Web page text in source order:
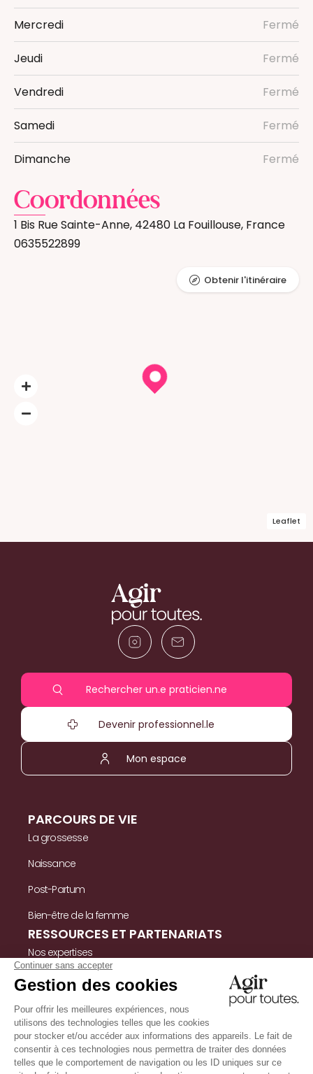
Mercredi Fermé
Jeudi Fermé
Vendredi Fermé
Samedi Fermé
Dimanche Fermé
Coordonnées
1 Bis Rue Sainte-Anne, 42480 La Fouillouse, France
0635522899
Leaflet
Obtenir l'itinéraire
Rechercher un.e praticien.ne
Devenir professionnel.le
Mon espace
PARCOURS DE VIE
La grossesse
Naissance
Post-Partum
Bien-être de la femme
RESSOURCES ET PARTENARIATS
Nos expertises
Nos ressources
Témoignages
Nous contacter
INFORMATIONS
Mentions légales